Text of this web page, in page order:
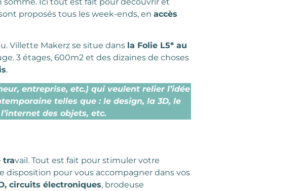
proposés tous les week-ends, en accès
Villette Makerz se situe dans la Folie L5* au
3 étages, 600m2 et des dizaines de choses
.
entreprise, etc.) qui veulent relier l’idée
telles que : le design, la 3D, le
des objets, etc.
travail. Tout est fait pour stimuler votre
disposition pour vous accompagner dans vos
circuits électroniques, brodeuse